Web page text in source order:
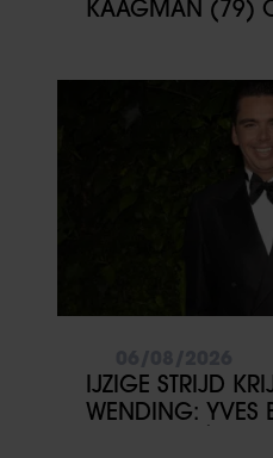
KAAGMAN (79)
IJZIGE STRIJD
WENDING: YVES